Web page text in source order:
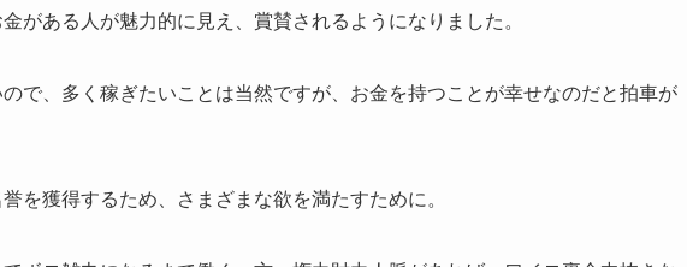
がある人が魅力的に見え、賞賛されるようになりました。
で、多く稼ぎたいことは当然ですが、お金を持つことが幸せなのだと拍車が
を獲得するため、さまざまな欲を満たすために。